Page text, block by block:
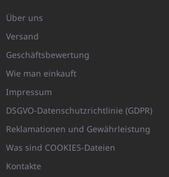
Über uns
Versand
Geschäftsbewertung
Wie man einkauft
Impressum
DSGVO-Datenschutzrichtlinie (GDPR)
Reklamationen und Gewährleistung
Was sind COOKIES-Dateien
Kontakte